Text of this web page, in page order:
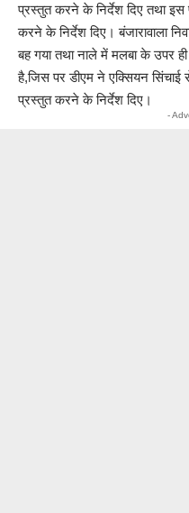
प्रस्तुत करने के निर्देश दिए तथा इस
करने के निर्देश दिए। बंजारावाला
बह गया तथा नाले में मलबा के उपर
है,जिस पर डीएम ने एक्सियन सिंचाई
प्रस्तुत करने के निर्देश दिए।
-